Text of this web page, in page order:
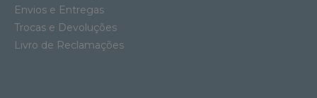
Envios e Entregas
Trocas e Devoluções
Livro de Reclamações